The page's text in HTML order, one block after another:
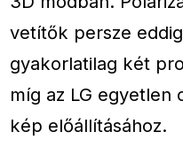
vetítők persze
gyakorlatilag két
míg az LG egyetlen
kép előállításához.